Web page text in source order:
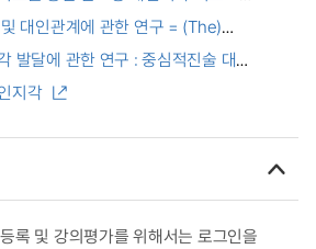
and Chinese Perceptions of
Choe Han-ki’s Criteria for the
대인관계에 관한 연구 = (The)
Person Perception and
발달에 관한 연구 : 중심적진술 대
지각
록 및 강의평가를 위해서는 로그인을